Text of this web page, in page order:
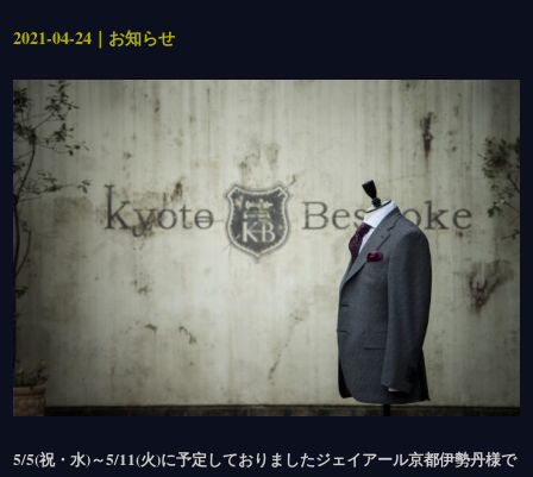
2021-04-24｜お知らせ
5/5(祝・水)～5/11(火)に予定しておりましたジェイアール京都伊勢丹様で